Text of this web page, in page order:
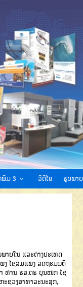
ພິມ 3 ວີດີໂອ ຮູບພາບ
າຍໃນ ແລະຕ່າງປະເທດ
ງ ໄຊສົມແພງ ລັດຖະມົນຕີ
ທ່ານ ຮສ.ດຣ ບຸນໜັກ ໄຊ
ຊວງສາທາລະນະສຸກ,